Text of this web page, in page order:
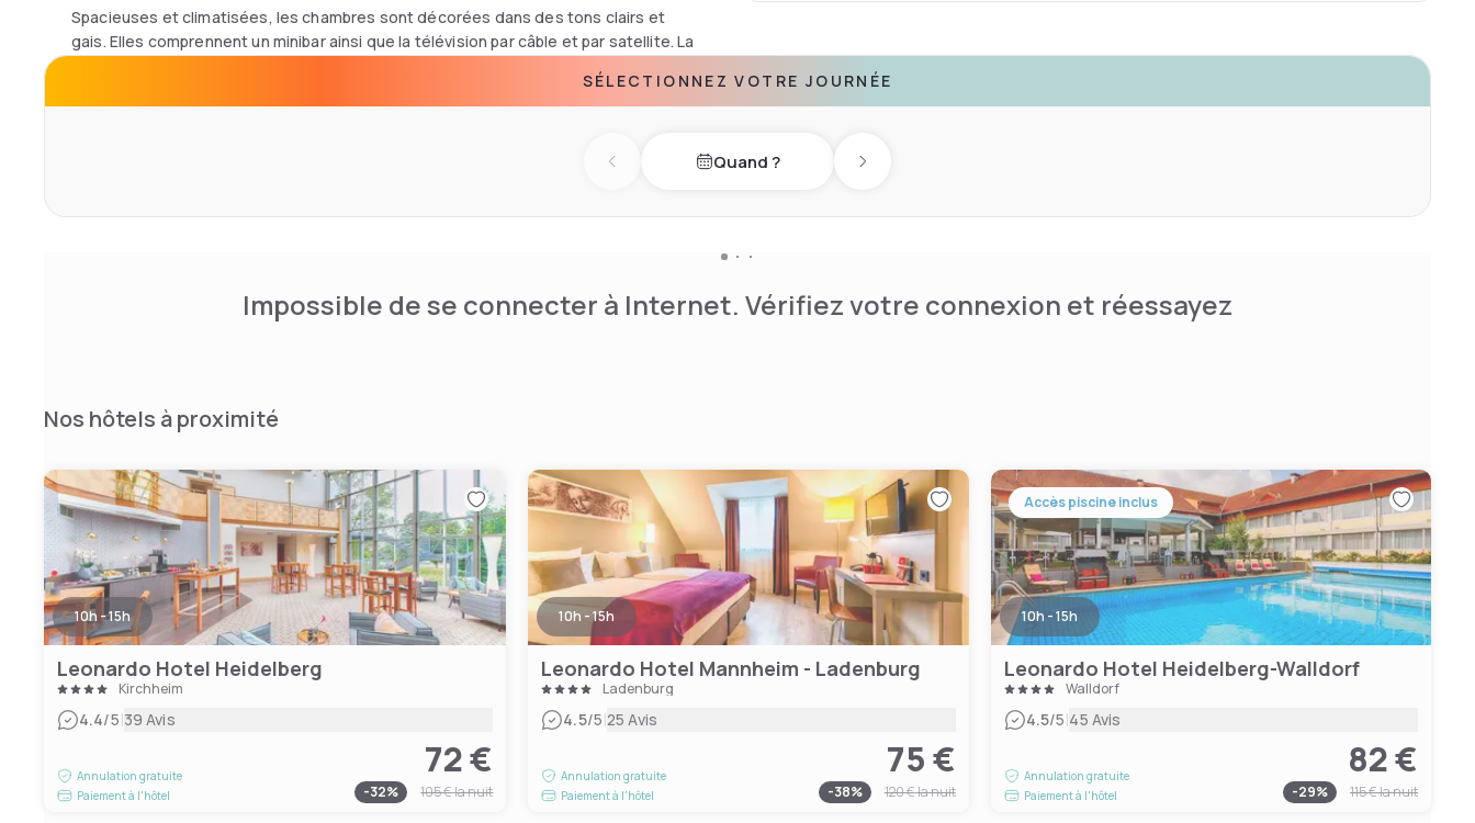
Spacieuses et climatisées, les chambres sont décorées dans des tons clairs et
gais. Elles comprennent un minibar ainsi que la télévision par câble et par satellite. La
SÉLECTIONNEZ VOTRE JOURNÉE
Previous dayQuand ? Next day
Impossible de se connecter à Internet. Vérifiez votre connexion et réessayez
Nos hôtels à proximité
10h - 15h
Leonardo Hotel Heidelberg
Kirchheim
4.4/5|39 Avis
Annulation gratuite
Paiement à l'hôtel
72 €
-32% 105 €la nuit
10h - 15h
Leonardo Hotel Mannheim - Ladenburg
Ladenburg
4.5/5|25 Avis
Annulation gratuite
Paiement à l'hôtel
75 €
-38% 120 €la nuit
Accès piscine inclus
10h - 15h
Leonardo Hotel Heidelberg-Walldorf
Walldorf
4.5/5|45 Avis
Annulation gratuite
Paiement à l'hôtel
82 €
-29% 115 €la nuit